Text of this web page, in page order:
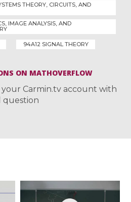
THEORY, CIRCUITS, AND
IMAGE ANALYSIS, AND
94A12 SIGNAL THEORY
ON MATHOVERFLOW
Carmin.tv account with
question